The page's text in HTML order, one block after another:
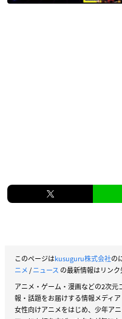
このページはkusuguru株式会社の
ニメ/ニュース の最新情報はリンク
アニメ・ゲーム・漫画などの2次
報・話題をお届けする情報メディア
女性向けアニメをはじめ、少年ア